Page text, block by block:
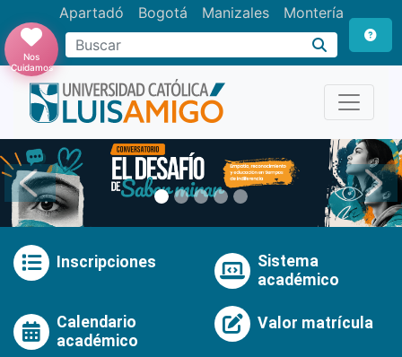
Apartadó Bogotá Manizales Montería
Buscar
Nos
Cuidamos
Anterior
Inscripciones
Sistema
académico
Calendario
académico
Valor matrícula